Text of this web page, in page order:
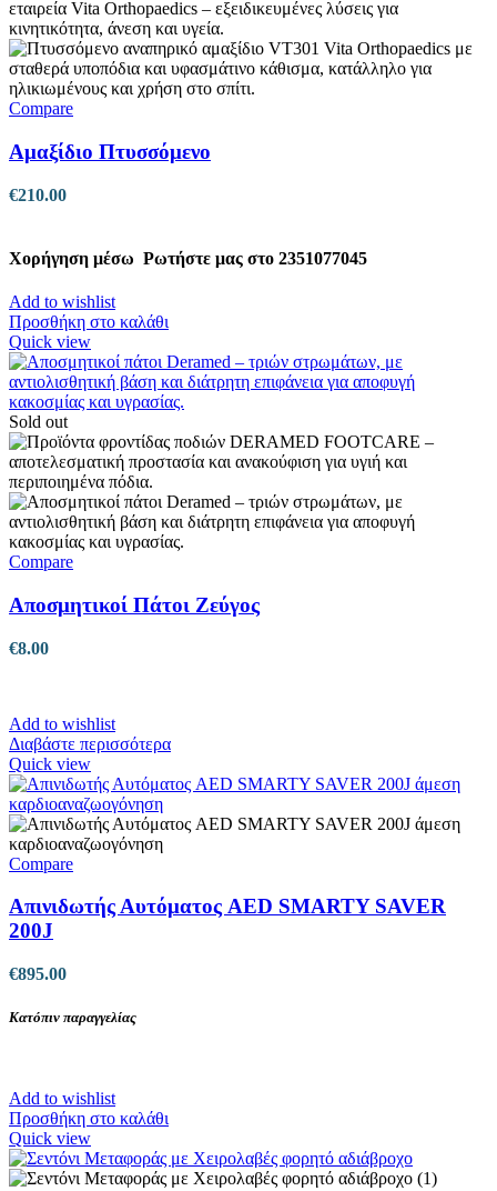
Compare
Αμαξίδιο Πτυσσόμενο
€210.00
Χορήγηση μέσω Ρωτήστε μας στο 2351077045
Add to wishlist
Προσθήκη στο καλάθι
Quick view
Sold out
Compare
Αποσμητικοί Πάτοι Ζεύγος
€8.00
Add to wishlist
Διαβάστε περισσότερα
Quick view
Compare
Απινιδωτής Αυτόματος AED SMARTY SAVER
200J
€895.00
Κατόπιν παραγγελίας
Add to wishlist
Προσθήκη στο καλάθι
Quick view